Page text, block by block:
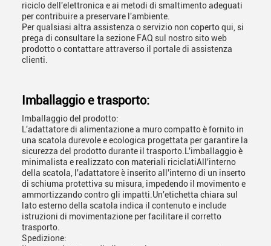
riciclo dell'elettronica e ai metodi di smaltimento adeguati
per contribuire a preservare l'ambiente.
Per qualsiasi altra assistenza o servizio non coperto qui, si
prega di consultare la sezione FAQ sul nostro sito web
prodotto o contattare attraverso il portale di assistenza
clienti.
Imballaggio e trasporto:
Imballaggio del prodotto:
L'adattatore di alimentazione a muro compatto è fornito in
una scatola durevole e ecologica progettata per garantire la
sicurezza del prodotto durante il trasporto.L'imballaggio è
minimalista e realizzato con materiali riciclatiAll'interno
della scatola, l'adattatore è inserito all'interno di un inserto
di schiuma protettiva su misura, impedendo il movimento e
ammortizzando contro gli impatti.Un'etichetta chiara sul
lato esterno della scatola indica il contenuto e include
istruzioni di movimentazione per facilitare il corretto
trasporto.
Spedizione: